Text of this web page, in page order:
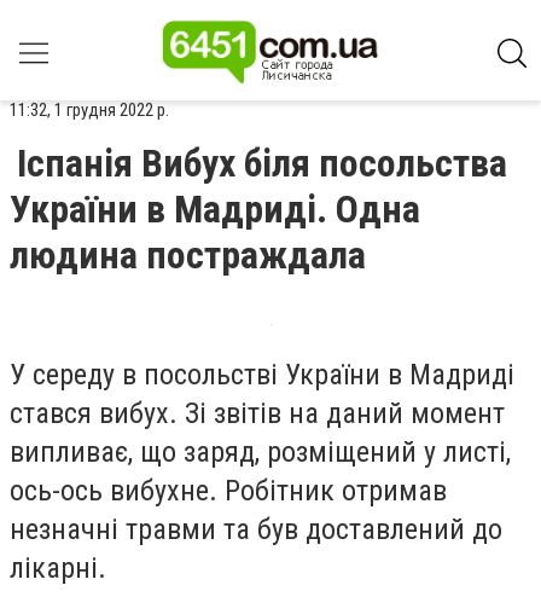
11:32, 1 грудня 2022 р.
Іспанія Вибух біля посольства
України в Мадриді. Одна
людина постраждала
У середу в посольстві України в Мадриді
стався вибух. Зі звітів на даний момент
випливає, що заряд, розміщений у листі,
ось-ось вибухне. Робітник отримав
незначні травми та був доставлений до
лікарні.